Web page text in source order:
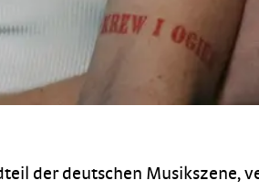
der deutschen Musikszene,